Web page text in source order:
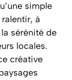
simple
à
sérénité de
locales.
créative